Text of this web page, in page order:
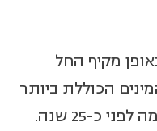
מקיף החל
המינים הכוללת ביותר
של הצמחייה המקומית פורסמה לפני כ-25 שנה.